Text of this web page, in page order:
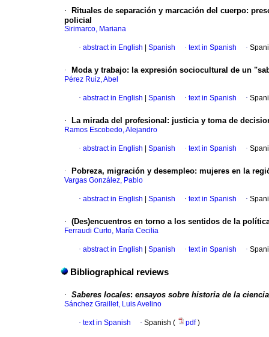
· Rituales de separación y marcación del cuerpo:
policial
Sirimarco, Mariana
· abstract in English Spanish · text in Spanish ·
· Moda y trabajo: la expresión sociocultural de un
Pérez Ruiz, Abel
· abstract in English Spanish · text in Spanish ·
· La mirada del profesional : justicia y toma de
Ramos Escobedo, Alejandro
· abstract in English Spanish · text in Spanish ·
· Pobreza, migración y desempleo: mujeres en la
Vargas González, Pablo
· abstract in English Spanish · text in Spanish ·
· (Des)encuentros en torno a los sentidos de la
Ferraudi Curto, María Cecilia
· abstract in English Spanish · text in Spanish ·
Bibliographical reviews
· Saberes locales: ensayos sobre historia de la
Sánchez Graillet, Luis Avelino
· text in Spanish · Spanish ( pdf)